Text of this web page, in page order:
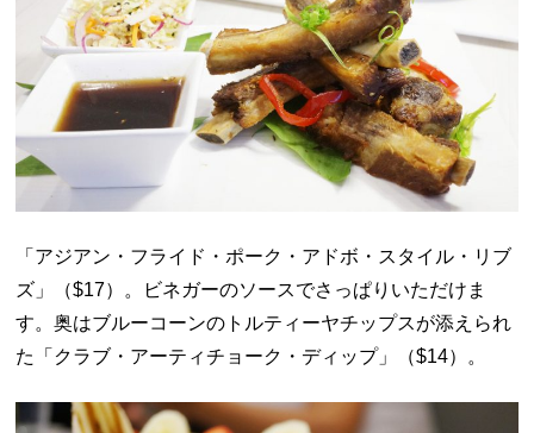
「アジアン・フライド・ポーク・アドボ・スタイル・リブ
ズ」（$17）。ビネガーのソースでさっぱりいただけま
す。奥はブルーコーンのトルティーヤチップスが添えられ
た「クラブ・アーティチョーク・ディップ」（$14）。